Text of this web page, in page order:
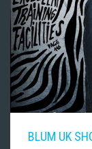
BLUM UK